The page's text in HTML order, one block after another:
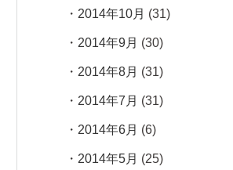
2014年10月 (31)
2014年9月 (30)
2014年8月 (31)
2014年7月 (31)
2014年6月 (6)
2014年5月 (25)